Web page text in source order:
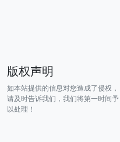
版权声明
如本站提供的信息对您造成了侵权，
请及时告诉我们，我们将第一时间予
以处理！